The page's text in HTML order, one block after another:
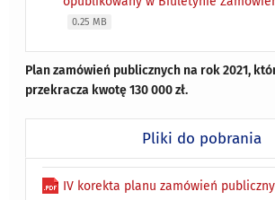
0.25 MB
Plan zamówień publicznych na rok 2021,
przekracza kwotę 130 000 zł.
Pliki do pobrania
IV korekta planu zamówień